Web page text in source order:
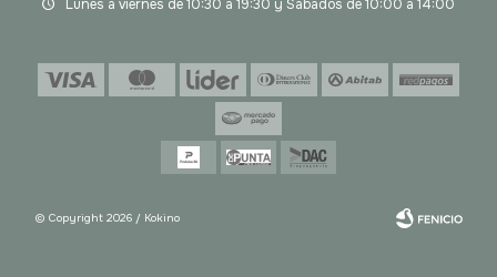
Lunes a viernes de 10:30 a 19:30 y Sábados de 10:00 a 14:00
© Copyright 2026 / Kokino